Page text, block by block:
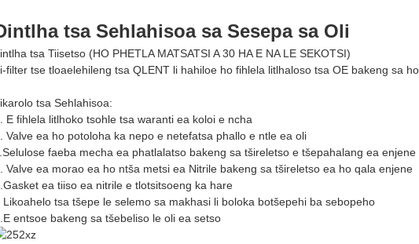
tsa Sehlahisoa sa Sesepa sa Oli
tsa Tiisetso (HO PHETLA MATSATSI A 30 HA E NA LE SEKOTSI)
filter tse tloaelehileng tsa QLENT li hahiloe ho fihlela litlhaloso tsa OE bakeng sa
tsa Sehlahisoa:
E fihlela litlhoko tsohle tsa waranti ea koloi e ncha
Valve ea ho potoloha ka nepo e netefatsa phallo e ntle ea oli
faeba mecha ea phatlalatso bakeng sa tšireletso e tšepahalang ea enjene
Valve ea morao ea ho ntša metsi ea Nitrile bakeng sa tšireletso ea ho qala enjene
ea tiiso ea nitrile e tlotsitsoeng ka hare
Likoahelo tsa tšepe le selemo sa makhasi li boloka botšepehi ba sebopeho
entsoe bakeng sa tšebeliso le oli ea setso